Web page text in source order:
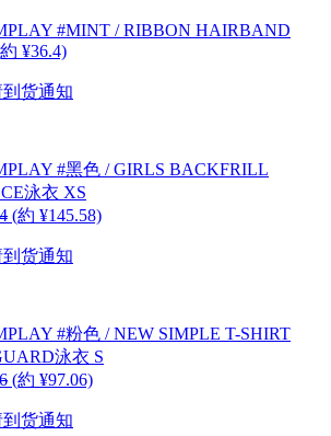
#MINT / RIBBON HAIRBAND
¥36.4)
到货通知
#黑色 / GIRLS BACKFRILL
泳衣 XS
(約 ¥145.58)
到货通知
#粉色 / NEW SIMPLE T-SHIRT
泳衣 S
(約 ¥97.06)
到货通知